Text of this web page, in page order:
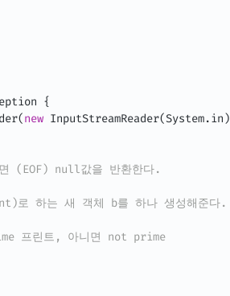
{
(new InputStreamReader(System.in )
(EOF) null값을 반환한다.
로 하는 새 객체 b를 하나 생성해준다.
프린트, 아니면 not prime